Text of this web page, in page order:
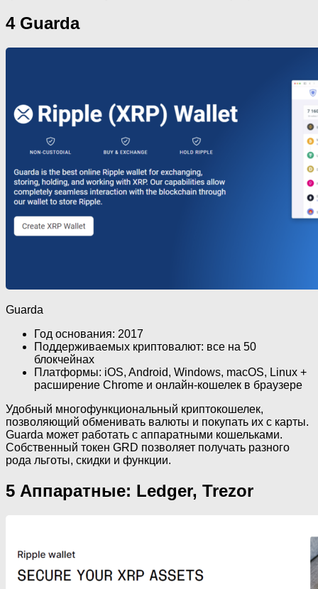
4 Guarda
Guarda
Год основания: 2017
Поддерживаемых криптовалют: все на 50
блокчейнах
Платформы: iOS, Android, Windows, macOS, Linux +
расширение Chrome и онлайн-кошелек в браузере
Удобный многофункциональный криптокошелек,
позволяющий обменивать валюты и покупать их с карты.
Guarda может работать с аппаратными кошельками.
Собственный токен GRD позволяет получать разного
рода льготы, скидки и функции.
5 Аппаратные: Ledger, Trezor